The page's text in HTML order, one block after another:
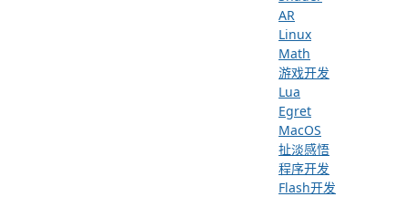
AR
Linux
Math
游戏开发
Lua
Egret
MacOS
扯淡感悟
程序开发
Flash开发